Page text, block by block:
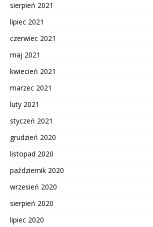
sierpień 2021
lipiec 2021
czerwiec 2021
maj 2021
kwiecień 2021
marzec 2021
luty 2021
styczeń 2021
grudzień 2020
listopad 2020
październik 2020
wrzesień 2020
sierpień 2020
lipiec 2020